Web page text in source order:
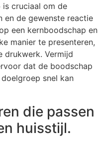
cruciaal om de
en de gewenste reactie
een kernboodschap en
manier te presenteren,
Vermijd
dat de boodschap
snel kan
die passen
huisstijl.